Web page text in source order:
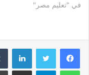
في "تعليم مصر"
واتساب تيلقرام مشاركة عبر